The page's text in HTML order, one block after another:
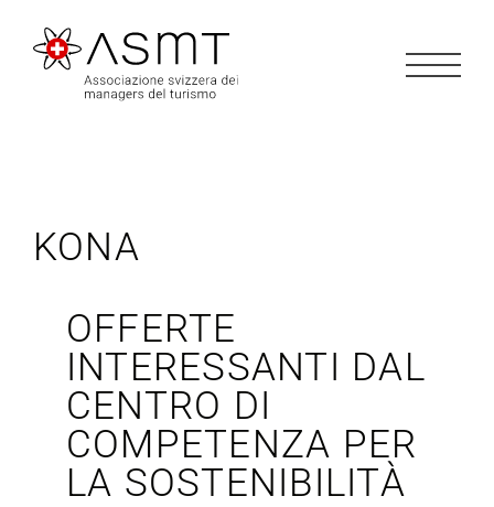
contenuto
KONA
OFFERTE
INTERESSANTI DAL
CENTRO DI
COMPETENZA PER
LA SOSTENIBILITÀ